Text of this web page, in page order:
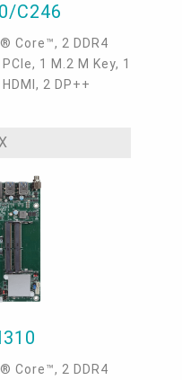
C246
Core™, 2 DDR4
1 M.2 M Key, 1
2 DP++
Core™, 2 DDR4